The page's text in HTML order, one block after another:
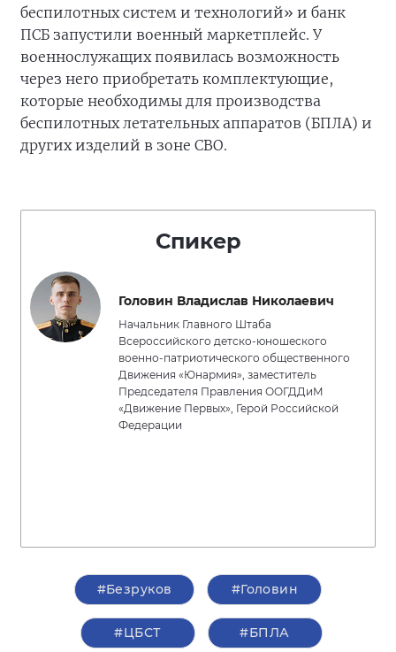
беспилотных систем и технологий» и банк
ПСБ запустили военный маркетплейс. У
военнослужащих появилась возможность
через него приобретать комплектующие,
которые необходимы для производства
беспилотных летательных аппаратов (БПЛА) и
других изделий в зоне СВО.
Спикер
Головин Владислав Николаевич
Начальник Главного Штаба
Всероссийского детско-юношеского
военно-патриотического общественного
Движения «Юнармия», заместитель
Председателя Правления ООГДДиМ
«Движение Первых», Герой Российской
Федерации
#Безруков #Головин
#ЦБСТ #БПЛА